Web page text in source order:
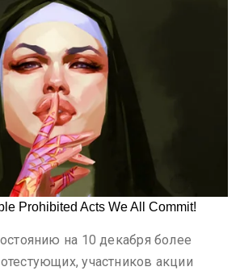
на 10 декабря более
участников акции